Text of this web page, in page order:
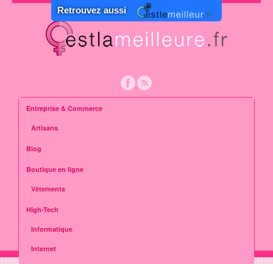
Retrouvez aussi
Entreprise & Commerce
Artisans
Blog
Boutique en ligne
Vêtements
High-Tech
Informatique
Internet